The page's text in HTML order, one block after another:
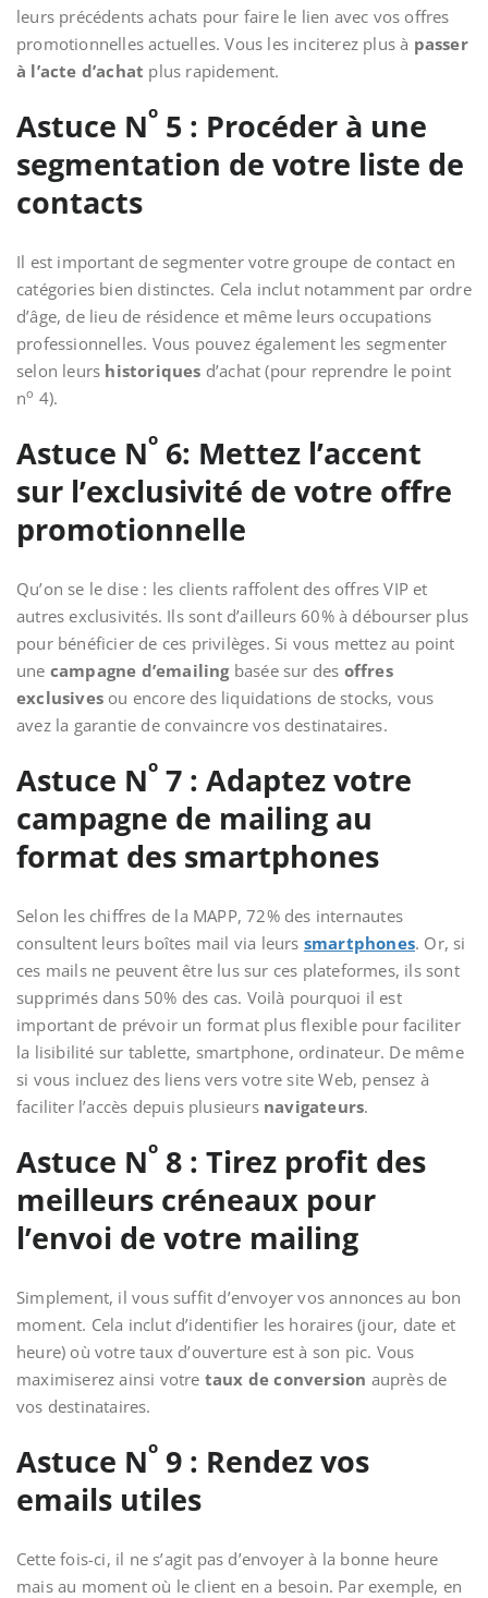
leurs précédents achats pour faire le lien avec vos offres
promotionnelles actuelles. Vous les inciterez plus à passer
à l’acte d’achat plus rapidement.
Astuce No 5 : Procéder à une
segmentation de votre liste de
contacts
Il est important de segmenter votre groupe de contact en
catégories bien distinctes. Cela inclut notamment par ordre
d’âge, de lieu de résidence et même leurs occupations
professionnelles. Vous pouvez également les segmenter
selon leurs historiques d’achat (pour reprendre le point
no 4).
Astuce No 6: Mettez l’accent
sur l’exclusivité de votre offre
promotionnelle
Qu’on se le dise : les clients raffolent des offres VIP et
autres exclusivités. Ils sont d’ailleurs 60% à débourser plus
pour bénéficier de ces privilèges. Si vous mettez au point
une campagne d’emailingbasée sur des offres
exclusives ou encore des liquidations de stocks, vous
avez la garantie de convaincre vos destinataires.
Astuce No 7 : Adaptez votre
campagne de mailing au
format des smartphones
Selon les chiffres de la MAPP, 72% des internautes
consultent leurs boîtes mail via leurs smartphones. Or, si
ces mails ne peuvent être lus sur ces plateformes, ils sont
supprimés dans 50% des cas. Voilà pourquoi il est
important de prévoir un format plus flexible pour faciliter
la lisibilité sur tablette, smartphone, ordinateur. De même
si vous incluez des liens vers votre site Web, pensez à
faciliter l’accès depuis plusieurs navigateurs.
Astuce No 8 : Tirez profit des
meilleurs créneaux pour
l’envoi de votre mailing
Simplement, il vous suffit d’envoyer vos annonces au bon
moment. Cela inclut d’identifier les horaires (jour, date et
heure) où votre taux d’ouverture est à son pic. Vous
maximiserez ainsi votre taux de conversion auprès de
vos destinataires.
Astuce No 9 : Rendez vos
emails utiles
Cette fois-ci, il ne s’agit pas d’envoyer à la bonne heure
mais au moment où le client en a besoin. Par exemple, en